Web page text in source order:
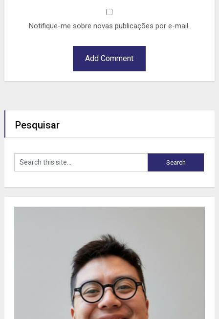
Notifique-me sobre novas publicações por e-mail.
Pesquisar